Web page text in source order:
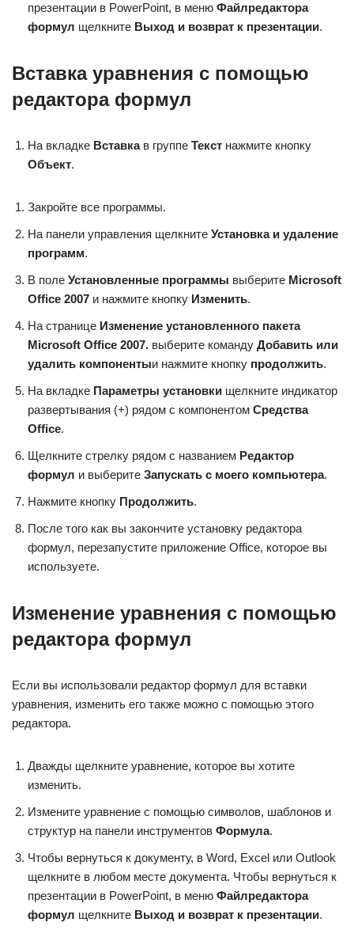
презентации в PowerPoint, в меню Файлредактора
формул щелкните Выход и возврат к презентации.
Вставка уравнения с помощью
редактора формул
На вкладке Вставкав группе Текст нажмите кнопку
Объект.
Закройте все программы.
На панели управления щелкните Установка и удаление
программ.
В поле Установленные программы выберите Microsoft
Office 2007 и нажмите кнопку Изменить.
На странице Изменение установленного пакета
Microsoft Office 2007. выберите команду Добавить или
удалить компонентыи нажмите кнопку продолжить.
На вкладке Параметры установки щелкните индикатор
развертывания (+) рядом с компонентом Средства
Office.
Щелкните стрелку рядом с названием Редактор
формул и выберите Запускать с моего компьютера.
Нажмите кнопку Продолжить.
После того как вы закончите установку редактора
формул, перезапустите приложение Office, которое вы
используете.
Изменение уравнения с помощью
редактора формул
Если вы использовали редактор формул для вставки
уравнения, изменить его также можно с помощью этого
редактора.
Дважды щелкните уравнение, которое вы хотите
изменить.
Измените уравнение с помощью символов, шаблонов и
структур на панели инструментов Формула.
Чтобы вернуться к документу, в Word, Excel или Outlook
щелкните в любом месте документа. Чтобы вернуться к
презентации в PowerPoint, в меню Файлредактора
формул щелкните Выход и возврат к презентации.